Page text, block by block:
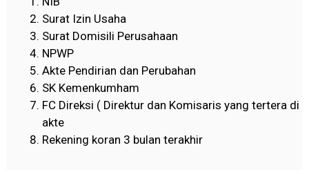
Surat Izin Usaha
Surat Domisili Perusahaan
NPWP
Akte Pendirian dan Perubahan
SK Kemenkumham
FC Direksi ( Direktur dan Komisaris yang tertera di
akte
Rekening koran 3 bulan terakhir